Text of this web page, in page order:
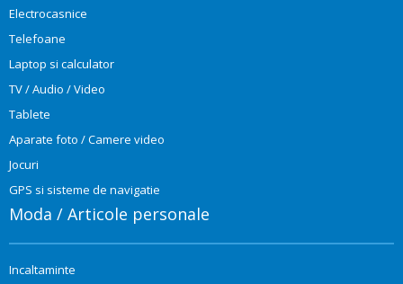
Electrocasnice
Telefoane
Laptop si calculator
TV / Audio / Video
Tablete
Aparate foto / Camere video
Jocuri
GPS si sisteme de navigatie
Moda / Articole personale
Incaltaminte